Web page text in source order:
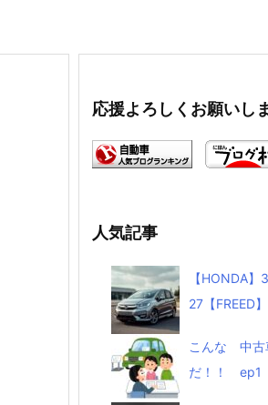
応援よろしくお願い
人気記事
【HONDA
27【FREED】
こんな 中
だ！！ ep1